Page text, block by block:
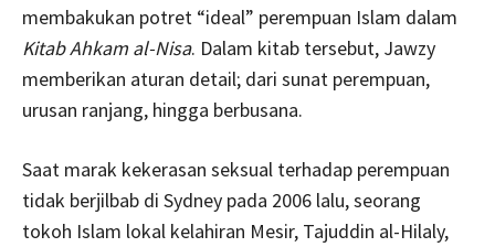
membakukan potret “ideal” perempuan Islam dalam
Kitab Ahkam al-Nisa. Dalam kitab tersebut, Jawzy
memberikan aturan detail; dari sunat perempuan,
urusan ranjang, hingga berbusana.
Saat marak kekerasan seksual terhadap perempuan
tidak berjilbab di Sydney pada 2006 lalu, seorang
tokoh Islam lokal kelahiran Mesir, Tajuddin al-Hilaly,